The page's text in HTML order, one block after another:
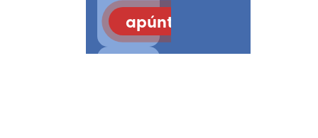
apúntate